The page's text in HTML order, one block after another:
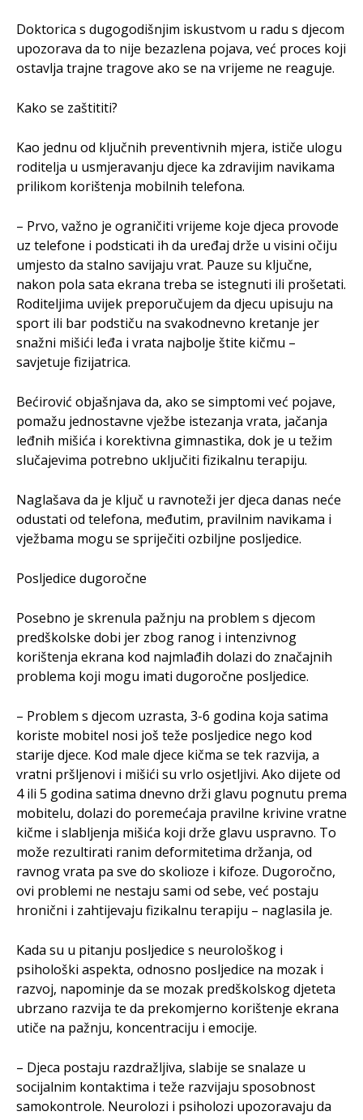
Doktorica s dugogodišnjim iskustvom u radu s djecom
upozorava da to nije bezazlena pojava, već proces koji
ostavlja trajne tragove ako se na vrijeme ne reaguje.
Kako se zaštititi?
Kao jednu od ključnih preventivnih mjera, ističe ulogu
roditelja u usmjeravanju djece ka zdravijim navikama
prilikom korištenja mobilnih telefona.
– Prvo, važno je ograničiti vrijeme koje djeca provode
uz telefone i podsticati ih da uređaj drže u visini očiju
umjesto da stalno savijaju vrat. Pauze su ključne,
nakon pola sata ekrana treba se istegnuti ili prošetati.
Roditeljima uvijek preporučujem da djecu upisuju na
sport ili bar podstiču na svakodnevno kretanje jer
snažni mišići leđa i vrata najbolje štite kičmu –
savjetuje fizijatrica.
Bećirović objašnjava da, ako se simptomi već pojave,
pomažu jednostavne vježbe istezanja vrata, jačanja
leđnih mišića i korektivna gimnastika, dok je u težim
slučajevima potrebno uključiti fizikalnu terapiju.
Naglašava da je ključ u ravnoteži jer djeca danas neće
odustati od telefona, međutim, pravilnim navikama i
vježbama mogu se spriječiti ozbiljne posljedice.
Posljedice dugoročne
Posebno je skrenula pažnju na problem s djecom
predškolske dobi jer zbog ranog i intenzivnog
korištenja ekrana kod najmlađih dolazi do značajnih
problema koji mogu imati dugoročne posljedice.
– Problem s djecom uzrasta, 3-6 godina koja satima
koriste mobitel nosi još teže posljedice nego kod
starije djece. Kod male djece kičma se tek razvija, a
vratni pršljenovi i mišići su vrlo osjetljivi. Ako dijete od
4 ili 5 godina satima dnevno drži glavu pognutu prema
mobitelu, dolazi do poremećaja pravilne krivine vratne
kičme i slabljenja mišića koji drže glavu uspravno. To
može rezultirati ranim deformitetima držanja, od
ravnog vrata pa sve do skolioze i kifoze. Dugoročno,
ovi problemi ne nestaju sami od sebe, već postaju
hronični i zahtijevaju fizikalnu terapiju – naglasila je.
Kada su u pitanju posljedice s neurološkog i
psihološki aspekta, odnosno posljedice na mozak i
razvoj, napominje da se mozak predškolskog djeteta
ubrzano razvija te da prekomjerno korištenje ekrana
utiče na pažnju, koncentraciju i emocije.
– Djeca postaju razdražljiva, slabije se snalaze u
socijalnim kontaktima i teže razvijaju sposobnost
samokontrole. Neurolozi i psiholozi upozoravaju da